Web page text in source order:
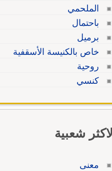
الملحمي
باحتمال
برميل
خاص بالكنيسة الأسقفية
روحية
كنسي
الاكثر شعبية
معنى